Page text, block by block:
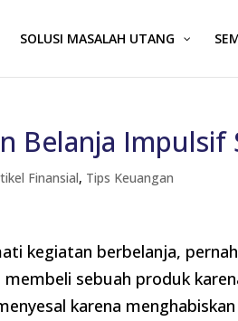
SOLUSI MASALAH UTANG
Belanja Impulsif
Finansial, Tips Keuangan
kegiatan berbelanja,
sebuah produk
karena